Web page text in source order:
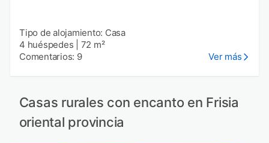
Tipo de alojamiento: Casa
4 huéspedes
72 m²
Comentarios: 9
Ver más
Casas rurales con encanto en Frisia
oriental provincia